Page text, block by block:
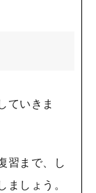
ていきま
習まで、し
ましょう。